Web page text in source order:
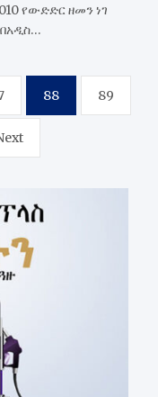
የውድድር ዘመን ነገ
88 89